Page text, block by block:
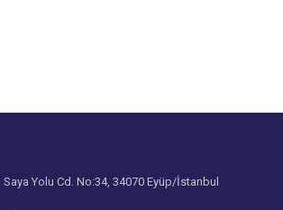
Saya Yolu Cd. No:34, 34070 Eyüp/İstanbul